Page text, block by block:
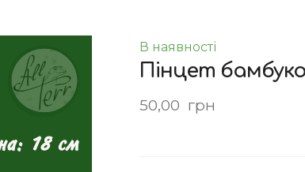
В наявності
Пінцет
50,00  грн